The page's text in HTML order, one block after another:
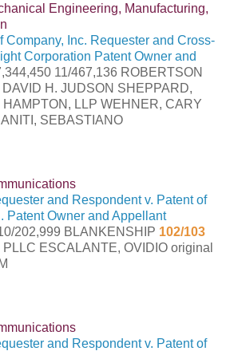
Engineering, Manufacturing,
Company, Inc. Requester and Cross-
Corporation Patent Owner and
11/467,136 ROBERTSON
DAVID H. JUDSON SHEPPARD,
LLP WEHNER, CARY
SEBASTIANO
and Respondent v. Patent of
Patent Owner and Appellant
202,999 BLANKENSHIP 102/103
ESCALANTE, OVIDIO original
and Respondent v. Patent of